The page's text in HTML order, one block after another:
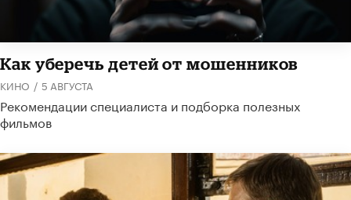
Как уберечь детей от мошенников
КИНО / 5 АВГУСТА
Рекомендации специалиста и подборка полезных
фильмов